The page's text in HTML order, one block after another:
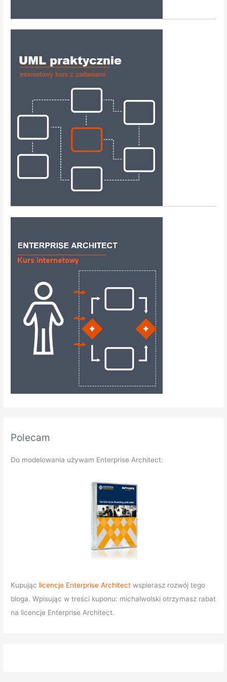
Polecam
Do modelowania używam Enterprise Architect:
Kupując licencje Enterprise Architect wspierasz rozwój tego
bloga. Wpisując w treści kuponu: michalwolski otrzymasz rabat
na licencje Enterprise Architect.